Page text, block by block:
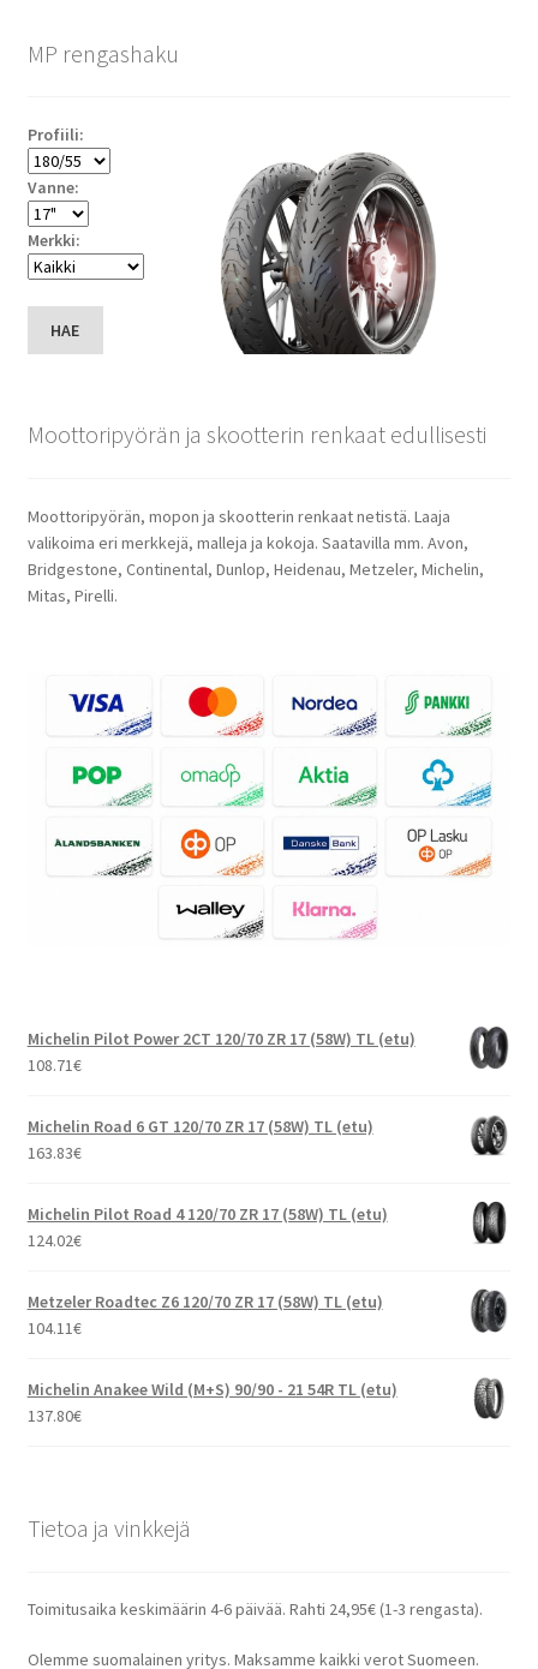
MP rengashaku
Profiili:
Vanne:
Merkki:
HAE
Moottoripyörän ja skootterin renkaat edullisesti
Moottoripyörän, mopon ja skootterin renkaat netistä. Laaja
valikoima eri merkkejä, malleja ja kokoja. Saatavilla mm. Avon,
Bridgestone, Continental, Dunlop, Heidenau, Metzeler, Michelin,
Mitas, Pirelli.
Michelin Pilot Power 2CT 120/70 ZR 17 (58W) TL (etu)
108.71€
Michelin Road 6 GT 120/70 ZR 17 (58W) TL (etu)
163.83€
Michelin Pilot Road 4 120/70 ZR 17 (58W) TL (etu)
124.02€
Metzeler Roadtec Z6 120/70 ZR 17 (58W) TL (etu)
104.11€
Michelin Anakee Wild (M+S) 90/90 - 21 54R TL (etu)
137.80€
Tietoa ja vinkkejä
Toimitusaika keskimäärin 4-6 päivää. Rahti 24,95€ (1-3 rengasta).
Olemme suomalainen yritys. Maksamme kaikki verot Suomeen.